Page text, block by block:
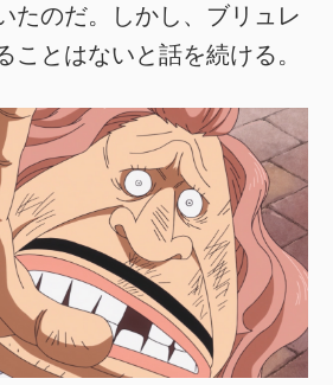
たのだ。しかし、ブリュレ
ことはないと話を続ける。